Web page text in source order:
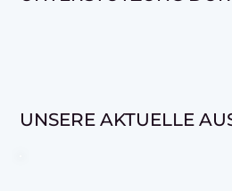
UNSERE AKTUELLE